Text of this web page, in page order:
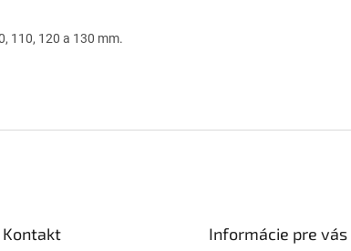
110, 120 a 130 mm.
Kontakt Informácie pre vás